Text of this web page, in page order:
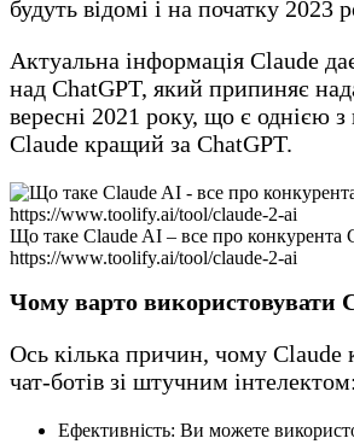
будуть відомі і на початку 2023
Актуальна інформація Claude
над ChatGPT, який припиняє
вересні 2021 року, що є однією
Claude кращий за ChatGPT.
Що таке Claude AI – все про конкурента
https://www.toolify.ai/tool/claude-2-ai
Чому варто використовувати
Ось кілька причин, чому Claude
чат-ботів зі штучним інтелектом:
Ефективність: Ви можете